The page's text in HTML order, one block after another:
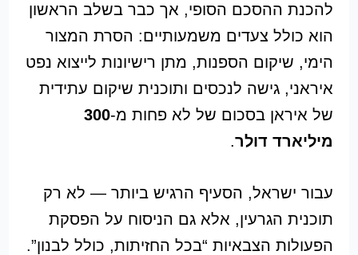
להכנת ההסכם הסופי, אך כבר בשלב הראשון
הוא כולל צעדים משמעותיים: הסרת המצור
הימי, שיקום הספנות, מתן רישיונות לייצוא נפט
איראני, גישה לנכסים ותוכנית שיקום עתידית
של איראן בסכום של לא פחות מ-300
מיליארד דולר.
עבור ישראל, הסעיף הרגיש ביותר — לא רק
תוכנית הגרעין, אלא גם הניסוח על הפסקת
הפעולות הצבאיות “בכל החזיתות, כולל לבנון”.